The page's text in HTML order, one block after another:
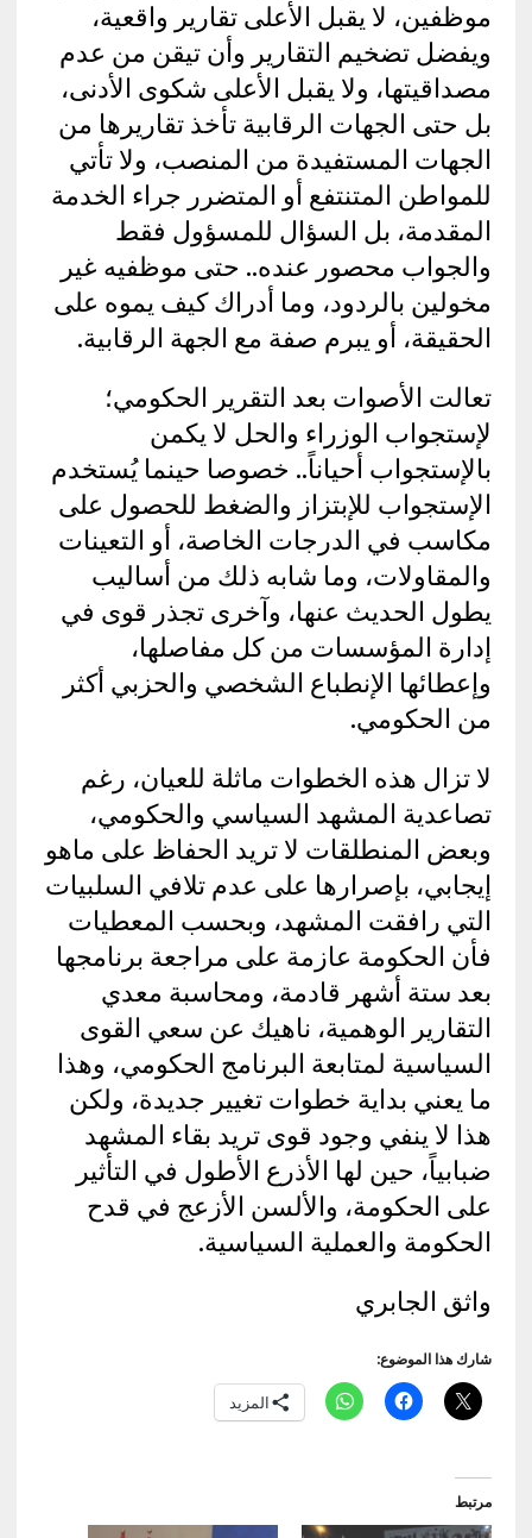
موظفين، لا يقبل الأعلى تقارير واقعية،
ويفضل تضخيم التقارير وأن تيقن من عدم
مصداقيتها، ولا يقبل الأعلى شكوى الأدنى،
بل حتى الجهات الرقابية تأخذ تقاريرها من
الجهات المستفيدة من المنصب، ولا تأتي
للمواطن المتنتفع أو المتضرر جراء الخدمة
المقدمة، بل السؤال للمسؤول فقط
والجواب محصور عنده.. حتى موظفيه غير
مخولين بالردود، وما أدراك كيف يموه على
الحقيقة، أو يبرم صفة مع الجهة الرقابية.
تعالت الأصوات بعد التقرير الحكومي؛
لإستجواب الوزراء والحل لا يكمن
بالإستجواب أحياناً.. خصوصا حينما يُستخدم
الإستجواب للإبتزاز والضغط للحصول على
مكاسب في الدرجات الخاصة، أو التعينات
والمقاولات، وما شابه ذلك من أساليب
يطول الحديث عنها، وآخرى تجذر قوى في
إدارة المؤسسات من كل مفاصلها،
وإعطائها الإنطباع الشخصي والحزبي أكثر
من الحكومي.
لا تزال هذه الخطوات ماثلة للعيان، رغم
تصاعدية المشهد السياسي والحكومي،
وبعض المنطلقات لا تريد الحفاظ على ماهو
إيجابي، بإصرارها على عدم تلافي السلبيات
التي رافقت المشهد، وبحسب المعطيات
فأن الحكومة عازمة على مراجعة برنامجها
بعد ستة أشهر قادمة، ومحاسبة معدي
التقارير الوهمية، ناهيك عن سعي القوى
السياسية لمتابعة البرنامج الحكومي، وهذا
ما يعني بداية خطوات تغيير جديدة، ولكن
هذا لا ينفي وجود قوى تريد بقاء المشهد
ضبابياً، حين لها الأذرع الأطول في التأثير
على الحكومة، والألسن الأزعج في قدح
الحكومة والعملية السياسية.
واثق الجابري
شارك هذا الموضوع:
المزيد
مرتبط